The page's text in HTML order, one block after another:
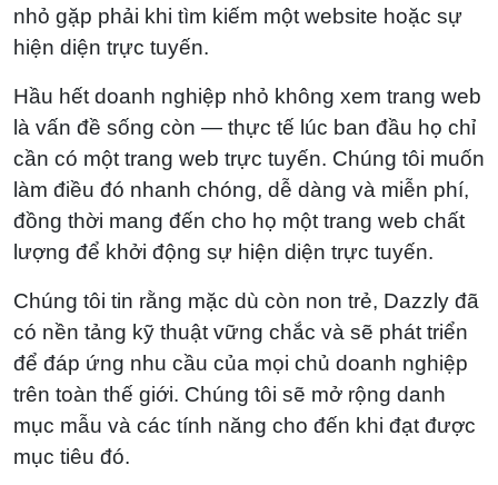
nhỏ gặp phải khi tìm kiếm một website hoặc sự
hiện diện trực tuyến.
Hầu hết doanh nghiệp nhỏ không xem trang web
là vấn đề sống còn — thực tế lúc ban đầu họ chỉ
cần có một trang web trực tuyến. Chúng tôi muốn
làm điều đó nhanh chóng, dễ dàng và miễn phí,
đồng thời mang đến cho họ một trang web chất
lượng để khởi động sự hiện diện trực tuyến.
Chúng tôi tin rằng mặc dù còn non trẻ, Dazzly đã
có nền tảng kỹ thuật vững chắc và sẽ phát triển
để đáp ứng nhu cầu của mọi chủ doanh nghiệp
trên toàn thế giới. Chúng tôi sẽ mở rộng danh
mục mẫu và các tính năng cho đến khi đạt được
mục tiêu đó.